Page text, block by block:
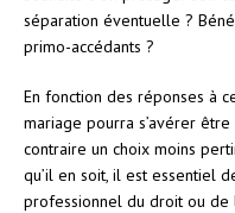
séparation éventuelle ?
primo-accédants ?
En fonction des réponses à
mariage pourra s’avérer
contraire un choix moins
qu’il en soit, il est essentiel
professionnel du droit ou de